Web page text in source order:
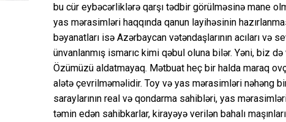
bu cür eybəcərliklərə qarşı tədbir görülməsinə mane
yas mərasimləri haqqında qanun layihəsinin
bəyanatları isə Azərbaycan vətəndaşlarının acıları
ünvanlanmış ismarıc kimi qəbul oluna bilər. Yəni, biz də
Özümüzü aldatmayaq. Mətbuat heç bir halda maraq
alətə çevrilməməlidir. Toy və yas mərasimləri nəhəng
saraylarının real və qondarma sahibləri, yas
təmin edən sahibkarlar, kirayəyə verilən bahalı